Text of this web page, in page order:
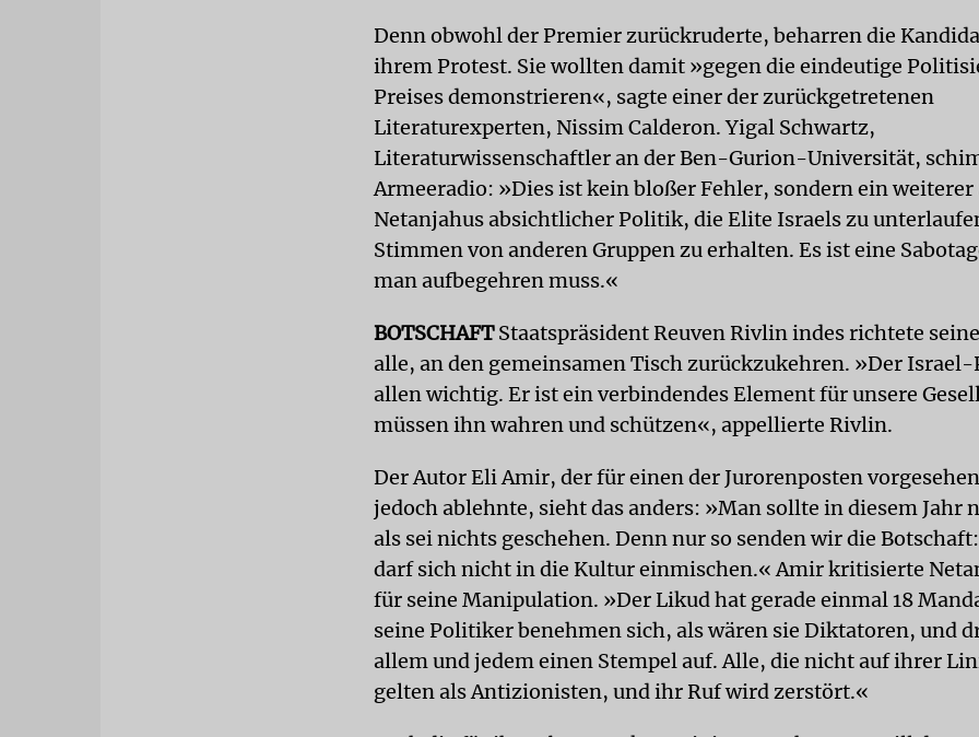
Denn obwohl der Premier zurückruderte, beharren die
ihrem Protest. Sie wollten damit »gegen die eindeutige
Preises demonstrieren«, sagte einer der zurückgetretenen
Literaturexperten, Nissim Calderon. Yigal Schwartz,
Literaturwissenschaftler an der Ben-Gurion-Universität,
Armeeradio: »Dies ist kein bloßer Fehler, sondern ein
Netanjahus absichtlicher Politik, die Elite Israels zu
Stimmen von anderen Gruppen zu erhalten. Es ist eine
man aufbegehren muss.«
BOTSCHAFTStaatspräsident Reuven Rivlin indes richtete
alle, an den gemeinsamen Tisch zurückzukehren. »Der Israel-
allen wichtig. Er ist ein verbindendes Element für unsere
müssen ihn wahren und schützen«, appellierte Rivlin.
Der Autor Eli Amir, der für einen der Jurorenposten
jedoch ablehnte, sieht das anders: »Man sollte in diesem Jahr
als sei nichts geschehen. Denn nur so senden wir die
darf sich nicht in die Kultur einmischen.« Amir kritisierte
für seine Manipulation. »Der Likud hat gerade einmal 18
seine Politiker benehmen sich, als wären sie Diktatoren, und
allem und jedem einen Stempel auf. Alle, die nicht auf ihrer
gelten als Antizionisten, und ihr Ruf wird zerstört.«